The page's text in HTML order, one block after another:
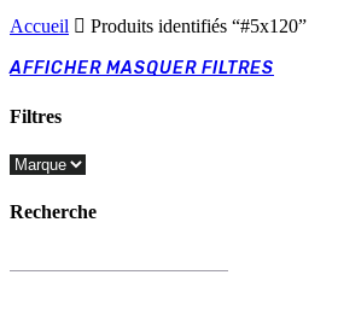
Accueil Produits identifiés “#5x120”
AFFICHER MASQUER FILTRES
Filtres
Close
Recherche